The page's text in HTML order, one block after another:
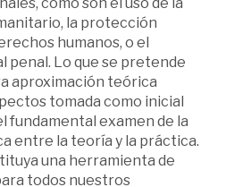
la protección
humanos, o el
penal. Lo que se pretende
aproximación teórica
tomada como inicial
fundamental examen de la
entre la teoría y la práctica.
una herramienta de
todos nuestros